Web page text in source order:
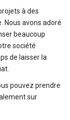
à des
Nous avons adoré
beaucoup
société
de laisser la
pouvez prendre
sur